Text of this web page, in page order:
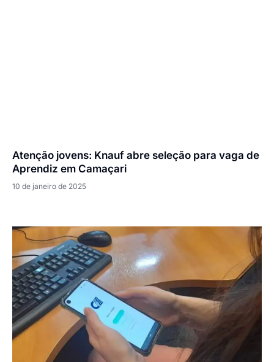
Atenção jovens: Knauf abre seleção para vaga de
Aprendiz em Camaçari
10 de janeiro de 2025